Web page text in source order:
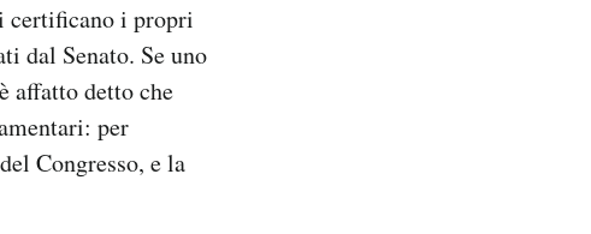
certificano i propri
dal Senato. Se uno
affatto detto che
per
Congresso, e la